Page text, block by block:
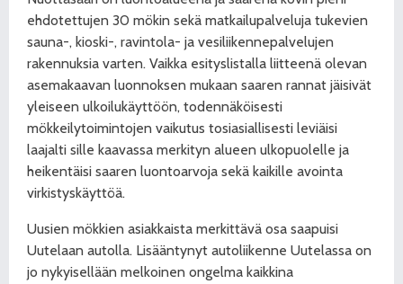
ehdotettujen 30 mökin sekä matkailupalveluja tukevien
sauna-, kioski-, ravintola- ja vesiliikennepalvelujen
rakennuksia varten. Vaikka esityslistalla liitteenä olevan
asemakaavan luonnoksen mukaan saaren rannat jäisivät
yleiseen ulkoilukäyttöön, todennäköisesti
mökkeilytoimintojen vaikutus tosiasiallisesti leviäisi
laajalti sille kaavassa merkityn alueen ulkopuolelle ja
heikentäisi saaren luontoarvoja sekä kaikille avointa
virkistyskäyttöä.
Uusien mökkien asiakkaista merkittävä osa saapuisi
Uutelaan autolla. Lisääntynyt autoliikenne Uutelassa on
jo nykyisellään melkoinen ongelma kaikkina